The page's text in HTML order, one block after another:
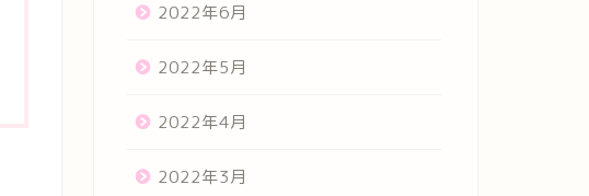
2022年6月
2022年5月
2022年4月
2022年3月